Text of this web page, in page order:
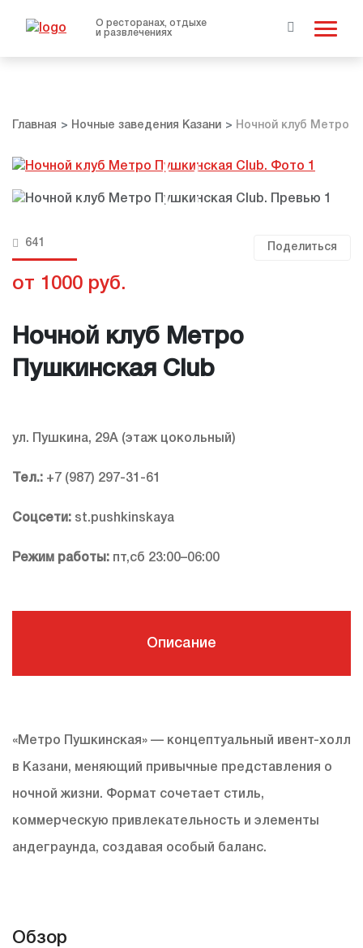
О ресторанах, отдыхе
и развлечениях
Главная Ночные заведения Казани Ночной клуб Метро
641
от 1000 руб.
Поделиться
Ночной клуб Метро
Пушкинская Club
ул. Пушкина, 29А (этаж цокольный)
Тел.: +7 (987) 297-31-61
Соцсети: st.pushkinskaya
Режим работы: пт,сб 23:00–06:00
Описание
«Метро Пушкинская» — концептуальный ивент-холл
в Казани, меняющий привычные представления о
ночной жизни. Формат сочетает стиль,
коммерческую привлекательность и элементы
андеграунда, создавая особый баланс.
Обзор